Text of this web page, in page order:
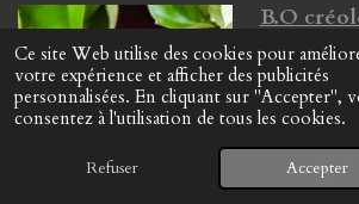
Ce site Web utilise des cookies pour
votre expérience et afficher des publicités
personnalisées. En cliquant sur "Accepter",
consentez à l'utilisation de tous les cookies.
Refuser Accepter
B.O
naturelle
13,00 €
Voir les
E-mail Carte